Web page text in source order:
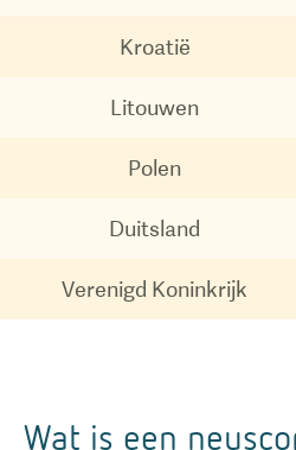
Kroatië
Litouwen
Polen
Duitsland
Verenigd Koninkrijk
Wat is een